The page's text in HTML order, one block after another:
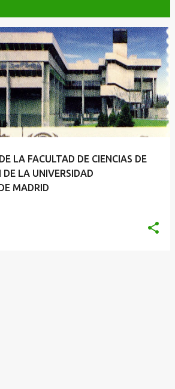
LA FACULTAD DE CIENCIAS DE
LA UNIVERSIDAD
MADRID